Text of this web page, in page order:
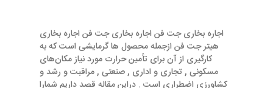
اجاره بخاری جت فن اجاره بخاری جت فن اجاره بخاری
هیتر جت فن ازجمله محصول ها گرمایشی است که به
کارگیری از آن برای تأمین حرارت مورد نیاز مکان‌های
مسکونی , تجاری و اداری , صنعتی , مراقبت و رشد و
کشاورزی اضطراری است . در‌این مقاله قصد داریم شما‌را